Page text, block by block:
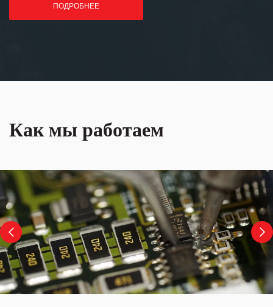
ПОДРОБНЕЕ
Как мы работаем